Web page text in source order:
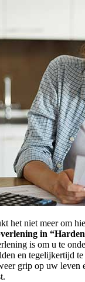
het niet meer om
in
is om u te
en tegelijkertijd
grip op uw leven